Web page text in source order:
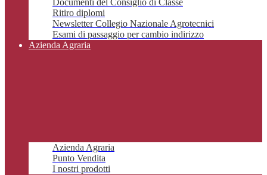
Documenti del Consiglio di Classe
Ritiro diplomi
Newsletter Collegio Nazionale Agrotecnici
Esami di passaggio per cambio indirizzo
Azienda Agraria
Azienda Agraria
Punto Vendita
I nostri prodotti